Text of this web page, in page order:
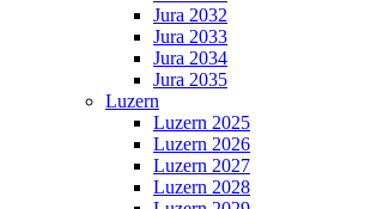
Jura 2032
Jura 2033
Jura 2034
Jura 2035
Luzern
Luzern 2025
Luzern 2026
Luzern 2027
Luzern 2028